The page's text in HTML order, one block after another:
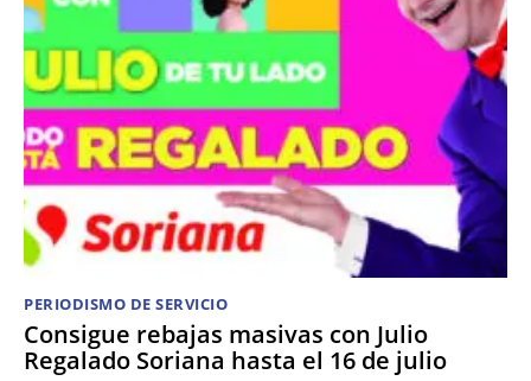
PERIODISMO DE SERVICIO
Consigue rebajas masivas con Julio
Regalado Soriana hasta el 16 de julio